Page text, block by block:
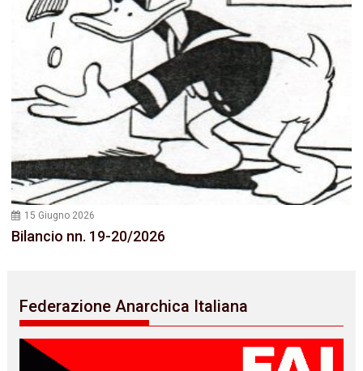
15 Giugno 2026
Bilancio nn. 19-20/2026
Federazione Anarchica Italiana